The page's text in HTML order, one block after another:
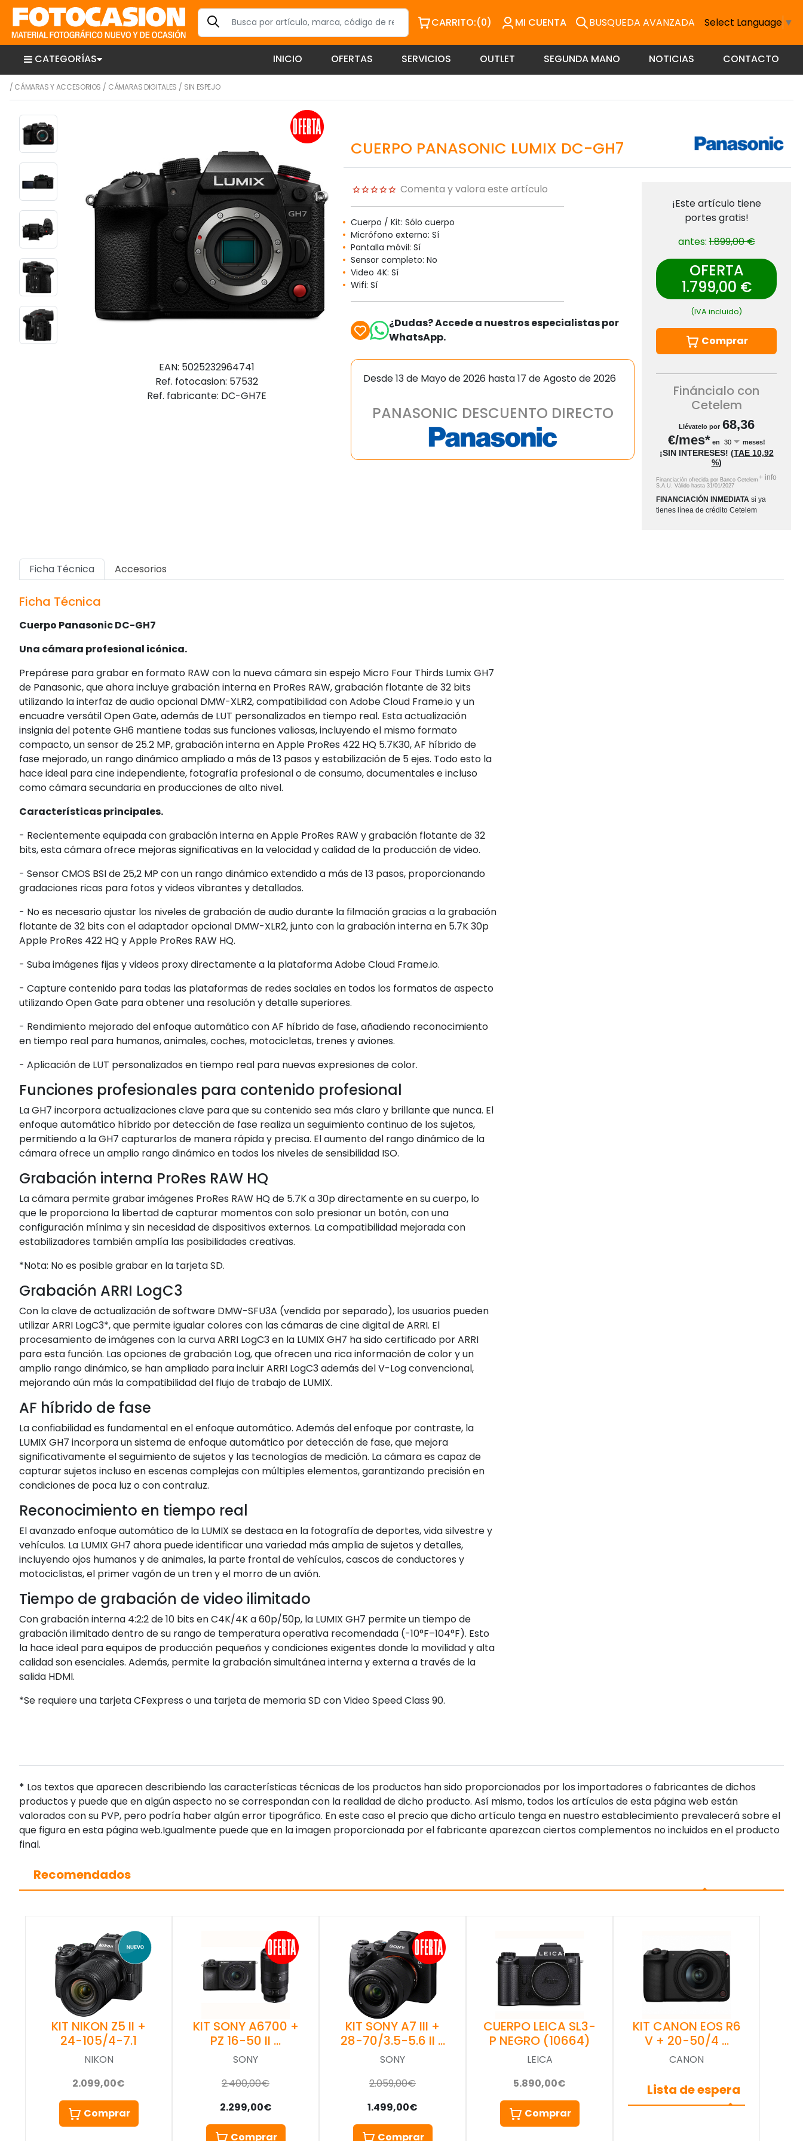
CARRITO:(0) MI CUENTA BUSQUEDA AVANZADA Select Language ▼
CATEGORÍAS INICIO OFERTAS SERVICIOS OUTLET SEGUNDA MANO NOTICIAS CONTACTO
/ CÁMARAS Y ACCESORIOS / CÁMARAS DIGITALES / SIN ESPEJO
EAN: 5025232964741
Ref. fotocasion: 57532
Ref. fabricante: DC-GH7E
CUERPO PANASONIC LUMIX DC-GH7
Comenta y valora este artículo
Cuerpo / Kit: Sólo cuerpo
Micrófono externo: Sí
Pantalla móvil: Sí
Sensor completo: No
Video 4K: Sí
Wifi: Sí
¿Dudas? Accede a nuestros especialistas por
WhatsApp.
Desde 13 de Mayo de 2026 hasta 17 de Agosto de 2026
PANASONIC DESCUENTO DIRECTO
¡Este artículo tiene
portes gratis!
antes:1.899,00 €
OFERTA
1.799,00 €
(IVA incluido)
Comprar
Fináncialo con
Cetelem
Llévatelo por 68,36
€/mes* en meses!
¡SIN INTERESES! (TAE 10,92
%)
Financiación ofrecida por Banco Cetelem
S.A.U.Válido hasta31/01/2027
+ info
FINANCIACIÓN INMEDIATA si ya
tienes línea de crédito Cetelem
Ficha Técnica Accesorios
Ficha Técnica
Cuerpo Panasonic DC-GH7
Una cámara profesional icónica.
Prepárese para grabar en formato RAW con la nueva cámara sin espejo Micro Four Thirds Lumix GH7
de Panasonic, que ahora incluye grabación interna en ProRes RAW, grabación flotante de 32 bits
utilizando la interfaz de audio opcional DMW-XLR2, compatibilidad con Adobe Cloud Frame.io y un
encuadre versátil Open Gate, además de LUT personalizados en tiempo real. Esta actualización
insignia del potente GH6 mantiene todas sus funciones valiosas, incluyendo el mismo formato
compacto, un sensor de 25.2 MP, grabación interna en Apple ProRes 422 HQ 5.7K30, AF híbrido de
fase mejorado, un rango dinámico ampliado a más de 13 pasos y estabilización de 5 ejes. Todo esto la
hace ideal para cine independiente, fotografía profesional o de consumo, documentales e incluso
como cámara secundaria en producciones de alto nivel.
Características principales.
- Recientemente equipada con grabación interna en Apple ProRes RAW y grabación flotante de 32
bits, esta cámara ofrece mejoras significativas en la velocidad y calidad de la producción de video.
- Sensor CMOS BSI de 25,2 MP con un rango dinámico extendido a más de 13 pasos, proporcionando
gradaciones ricas para fotos y videos vibrantes y detallados.
- No es necesario ajustar los niveles de grabación de audio durante la filmación gracias a la grabación
flotante de 32 bits con el adaptador opcional DMW-XLR2, junto con la grabación interna en 5.7K 30p
Apple ProRes 422 HQ y Apple ProRes RAW HQ.
- Suba imágenes fijas y videos proxy directamente a la plataforma Adobe Cloud Frame.io.
- Capture contenido para todas las plataformas de redes sociales en todos los formatos de aspecto
utilizando Open Gate para obtener una resolución y detalle superiores.
- Rendimiento mejorado del enfoque automático con AF híbrido de fase, añadiendo reconocimiento
en tiempo real para humanos, animales, coches, motocicletas, trenes y aviones.
- Aplicación de LUT personalizados en tiempo real para nuevas expresiones de color.
Funciones profesionales para contenido profesional
La GH7 incorpora actualizaciones clave para que su contenido sea más claro y brillante que nunca. El
enfoque automático híbrido por detección de fase realiza un seguimiento continuo de los sujetos,
permitiendo a la GH7 capturarlos de manera rápida y precisa. El aumento del rango dinámico de la
cámara ofrece un amplio rango dinámico en todos los niveles de sensibilidad ISO.
Grabación interna ProRes RAW HQ
La cámara permite grabar imágenes ProRes RAW HQ de 5.7K a 30p directamente en su cuerpo, lo
que le proporciona la libertad de capturar momentos con solo presionar un botón, con una
configuración mínima y sin necesidad de dispositivos externos. La compatibilidad mejorada con
estabilizadores también amplía las posibilidades creativas.
*Nota: No es posible grabar en la tarjeta SD.
Grabación ARRI LogC3
Con la clave de actualización de software DMW-SFU3A (vendida por separado), los usuarios pueden
utilizar ARRI LogC3*, que permite igualar colores con las cámaras de cine digital de ARRI. El
procesamiento de imágenes con la curva ARRI LogC3 en la LUMIX GH7 ha sido certificado por ARRI
para esta función. Las opciones de grabación Log, que ofrecen una rica información de color y un
amplio rango dinámico, se han ampliado para incluir ARRI LogC3 además del V-Log convencional,
mejorando aún más la compatibilidad del flujo de trabajo de LUMIX.
AF híbrido de fase
La confiabilidad es fundamental en el enfoque automático. Además del enfoque por contraste, la
LUMIX GH7 incorpora un sistema de enfoque automático por detección de fase, que mejora
significativamente el seguimiento de sujetos y las tecnologías de medición. La cámara es capaz de
capturar sujetos incluso en escenas complejas con múltiples elementos, garantizando precisión en
condiciones de poca luz o con contraluz.
Reconocimiento en tiempo real
El avanzado enfoque automático de la LUMIX se destaca en la fotografía de deportes, vida silvestre y
vehículos. La LUMIX GH7 ahora puede identificar una variedad más amplia de sujetos y detalles,
incluyendo ojos humanos y de animales, la parte frontal de vehículos, cascos de conductores y
motociclistas, el primer vagón de un tren y el morro de un avión.
Tiempo de grabación de video ilimitado
Con grabación interna 4:2:2 de 10 bits en C4K/4K a 60p/50p, la LUMIX GH7 permite un tiempo de
grabación ilimitado dentro de su rango de temperatura operativa recomendada (-10°F–104°F). Esto
la hace ideal para equipos de producción pequeños y condiciones exigentes donde la movilidad y alta
calidad son esenciales. Además, permite la grabación simultánea interna y externa a través de la
salida HDMI.
*Se requiere una tarjeta CFexpress o una tarjeta de memoria SD con Video Speed Class 90.
* Los textos que aparecen describiendo las características técnicas de los productos han sido proporcionados por los importadores o fabricantes de dichos
productos y puede que en algún aspecto no se correspondan con la realidad de dicho producto. Así mismo, todos los artículos de esta página web están
valorados con su PVP, pero podría haber algún error tipográfico. En este caso el precio que dicho artículo tenga en nuestro establecimiento prevalecerá sobre el
que figura en esta página web.Igualmente puede que en la imagen proporcionada por el fabricante aparezcan ciertos complementos no incluidos en el producto
final.
Recomendados
KIT NIKON Z5 II +
24-105/4-7.1
NIKON
2.099,00€
Comprar
KIT SONY A6700 +
PZ 16-50 II …
SONY
2.400,00€
2.299,00€
Comprar
KIT SONY A7 III +
28-70/3.5-5.6 II …
SONY
2.059,00€
1.499,00€
Comprar
CUERPO LEICA SL3-
P NEGRO (10664)
LEICA
5.890,00€
Comprar
KIT CANON EOS R6
V + 20-50/4 …
CANON
Lista de espera